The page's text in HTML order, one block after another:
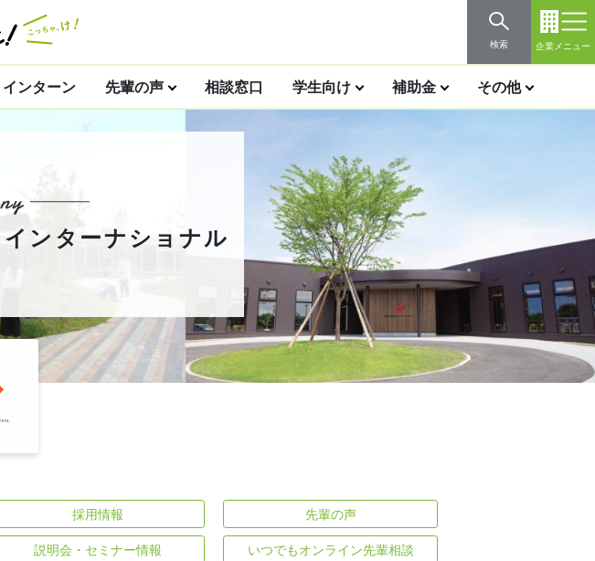
検索 企業メニュー
インターン 先輩の声 相談窓口 学生向け 補助金 その他
ンターナショナル
採用情報 先輩の声
説明会・セミナー情報 いつでもオンライン先輩相談